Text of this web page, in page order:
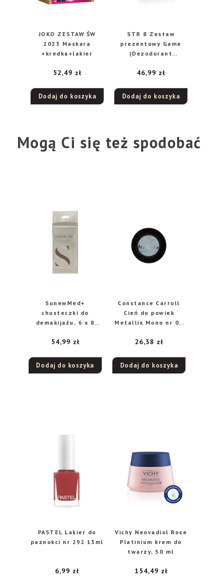
JOKO ZESTAW ŚW
2023 Maskara
+kredka+lakier
52,49 zł
Dodaj do koszyka
STR 8 Zestaw
prezentowy Game
(Dezodorant
85ml+Deo spray
46,99 zł
Dodaj do koszyka
Mogą Ci się też spodobać
SunewMed+
chusteczki do
demakijażu, 6 x 8
54,99 zł
Dodaj do koszyka
Constance Carroll
Cień do powiek
Metallix Mono nr 03
26,38 zł
Dodaj do koszyka
PASTEL Lakier do
paznokci nr 292 13ml
6,99 zł
Vichy Neovadiol Rose
Platinium krem do
twarzy, 50 ml
154,49 zł